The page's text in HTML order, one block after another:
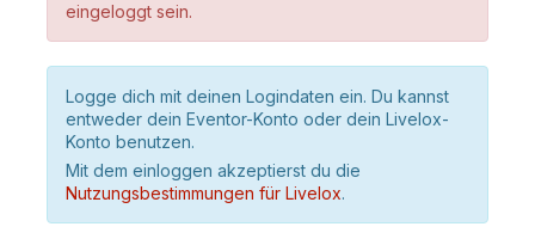
eingeloggt sein.
Logge dich mit deinen Logindaten ein. Du kannst
entweder dein Eventor-Konto oder dein Livelox-
Konto benutzen.
Mit dem einloggen akzeptierst du die
Nutzungsbestimmungen für Livelox.